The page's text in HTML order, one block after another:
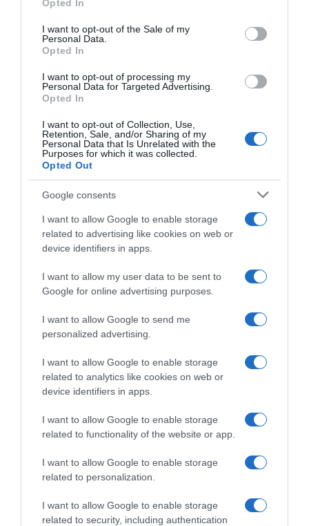
use your data for below specified purposes in below Google
consent section.
Opted In
I want to opt-out of the Sale of my
Personal Data.
Opted In
I want to opt-out of processing my
Personal Data for Targeted Advertising.
Opted In
I want to opt-out of Collection, Use,
Retention, Sale, and/or Sharing of my
Personal Data that Is Unrelated with the
Purposes for which it was collected.
Opted Out
Google consents
I want to allow Google to enable storage
related to advertising like cookies on web or
device identifiers in apps.
I want to allow my user data to be sent to
Google for online advertising purposes.
I want to allow Google to send me
personalized advertising.
I want to allow Google to enable storage
related to analytics like cookies on web or
device identifiers in apps.
I want to allow Google to enable storage
related to functionality of the website or app.
I want to allow Google to enable storage
related to personalization.
I want to allow Google to enable storage
related to security, including authentication
28.07.2026 - 07:54
ΔΙΕΘΝΗ
Ουκρανία: Τρεις νεκροί εξαιτίας ρωσικών
πληγμάτων στην περιφέρεια
Ντνιπροπετρόφσκ
Οι ρωσικές ένοπλες δυνάμεις σφυροκοπούν σχεδόν
καθημερινά την Ουκρανία από τον Φεβρουάριο του
27.07.2026 - 23:23